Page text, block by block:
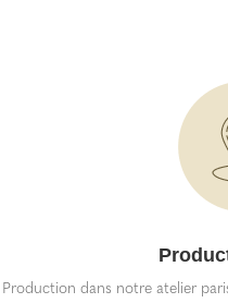
Production dans notre atelier